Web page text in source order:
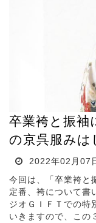
卒業袴と振
の京呉服みは
2022年02月07
今回は、「卒業袴と
定番、袴について書
ジオＧＩＦＴでの特
いきますので、この